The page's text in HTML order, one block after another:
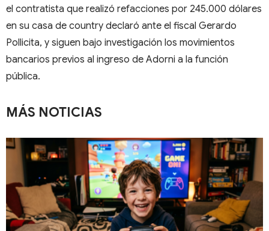
el contratista que realizó refacciones por 245.000 dólares
en su casa de country declaró ante el fiscal Gerardo
Pollicita, y siguen bajo investigación los movimientos
bancarios previos al ingreso de Adorni a la función
pública.
MÁS NOTICIAS